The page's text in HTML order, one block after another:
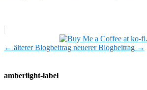
← älterer Blogbeitrag neuerer Blogbeitrag →
amberlight-label